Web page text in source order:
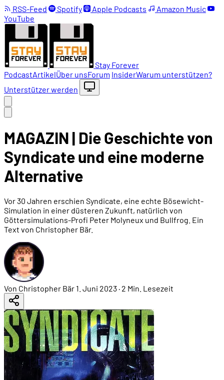
RSS-Feed Spotify Apple Podcasts
Amazon Music
YouTube
Stay Forever
PodcastArtikelÜber unsForum InsiderWarum unterstützen?
Unterstützer werden
MAGAZIN | Die Geschichte von
Syndicate und eine moderne
Alternative
Vor 30 Jahren erschien Syndicate, eine echte Bösewicht-
Simulation in einer düsteren Zukunft, natürlich von
Göttersimulations-Profi Peter Molyneux und Bullfrog. Ein
Text von Christopher Bär.
Von Christopher Bär 1. Juni 2023 · 2 Min. Lesezeit